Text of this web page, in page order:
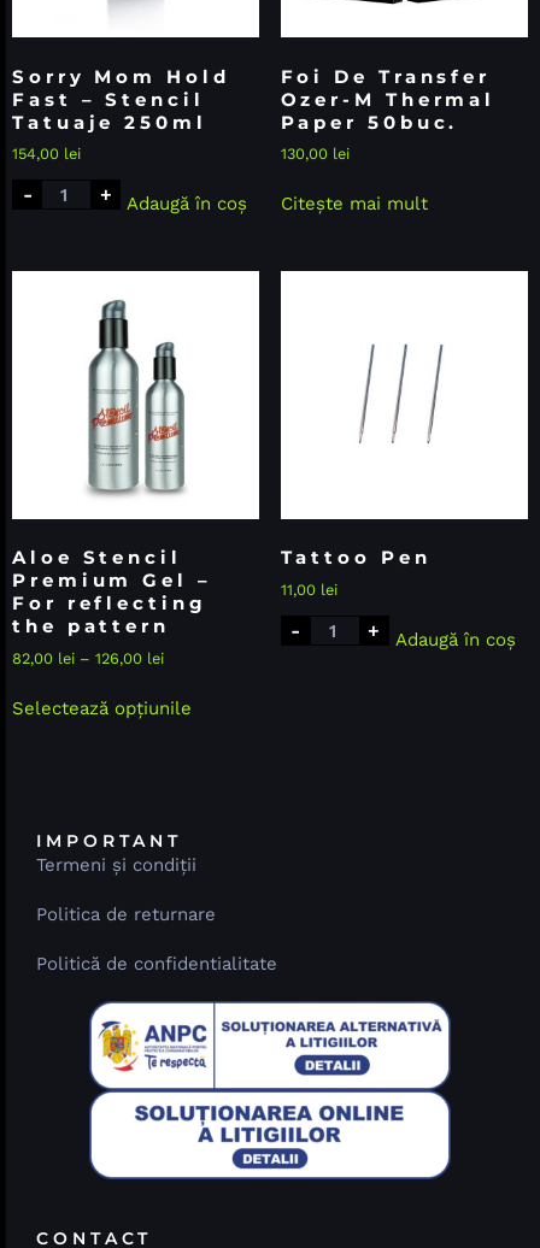
Sorry Mom Hold
Fast – Stencil
Tatuaje 250ml
154,00 lei
- + Adaugă în coș
Foi De Transfer
Ozer-M Thermal
Paper 50buc.
130,00 lei
Citește mai mult
Aloe Stencil
Premium Gel –
For reflecting
the pattern
82,00 lei – 126,00 lei
Selectează opțiunile
Tattoo Pen
11,00 lei
- + Adaugă în coș
IMPORTANT
Termeni și condiții
Politica de returnare
Politică de confidentialitate
CONTACT